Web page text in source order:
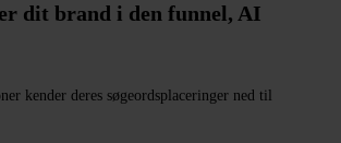
dit brand i den funnel, AI
kender deres søgeordsplaceringer ned til